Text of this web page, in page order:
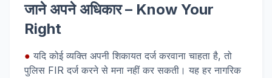
जाने अपने अधिकार – Know Your
Right
● यदि कोई व्यक्ति अपनी शिकायत दर्ज करवाना चाहता है, तो
पुलिस FIR दर्ज करने से मना नहीं कर सकती। यह हर नागरिक